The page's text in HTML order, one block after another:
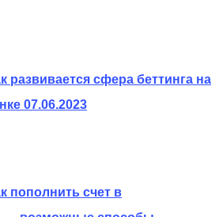
развивается сфера беттинга на
07.06.2023
пополнить счет в